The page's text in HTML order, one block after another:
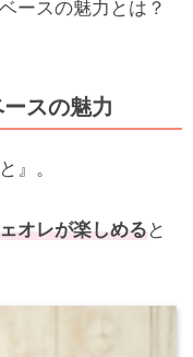
ースの魅力とは？
スの魅力
』。
オレが楽しめると